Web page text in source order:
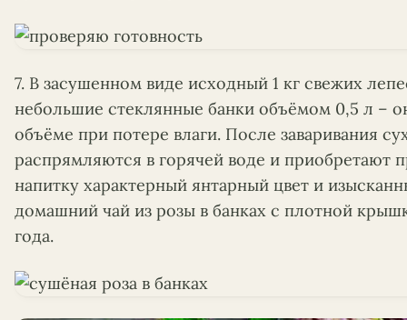
7. В засушенном виде исходный 1 кг свежих
небольшие стеклянные банки объёмом 0,5 л –
объёме при потере влаги. После заваривания
распрямляются в горячей воде и приобретают
напитку характерный янтарный цвет и
домашний чай из розы в банках с плотной
года.